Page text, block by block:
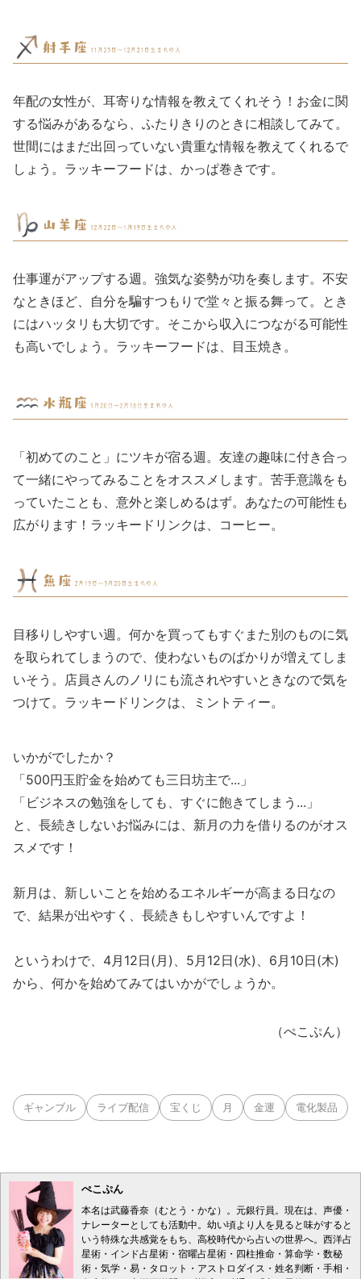
年配の女性が、耳寄りな情報を教えてくれそう！お金に関
する悩みがあるなら、ふたりきりのときに相談してみて。
世間にはまだ出回っていない貴重な情報を教えてくれるで
しょう。ラッキーフードは、かっぱ巻きです。
仕事運がアップする週。強気な姿勢が功を奏します。不安
なときほど、自分を騙すつもりで堂々と振る舞って。とき
にはハッタリも大切です。そこから収入につながる可能性
も高いでしょう。ラッキーフードは、目玉焼き。
「初めてのこと」にツキが宿る週。友達の趣味に付き合っ
て一緒にやってみることをオススメします。苦手意識をも
っていたことも、意外と楽しめるはず。あなたの可能性も
広がります！ラッキードリンクは、コーヒー。
目移りしやすい週。何かを買ってもすぐまた別のものに気
を取られてしまうので、使わないものばかりが増えてしま
いそう。店員さんのノリにも流されやすいときなので気を
つけて。ラッキードリンクは、ミントティー。
いかがでしたか？
「500円玉貯金を始めても三日坊主で...」
「ビジネスの勉強をしても、すぐに飽きてしまう...」
と、長続きしないお悩みには、新月の力を借りるのがオス
スメです！
新月は、新しいことを始めるエネルギーが高まる日なの
で、結果が出やすく、長続きもしやすいんですよ！
というわけで、4月12日(月)、5月12日(水)、6月10日(木)
から、何かを始めてみてはいかがでしょうか。
（ぺこぷん）
ギャンブル ライブ配信 宝くじ 月 金運 電化製品
ぺこぷん
本名は武藤香奈（むとう・かな）。元銀行員。現在は、声優・
ナレーターとしても活動中。幼い頃より人を見ると味がすると
いう特殊な共感覚をもち、高校時代から占いの世界へ。西洋占
星術・インド占星術・宿曜占星術・四柱推命・算命学・数秘
術・気学・易・タロット・アストロダイス・姓名判断・手相・